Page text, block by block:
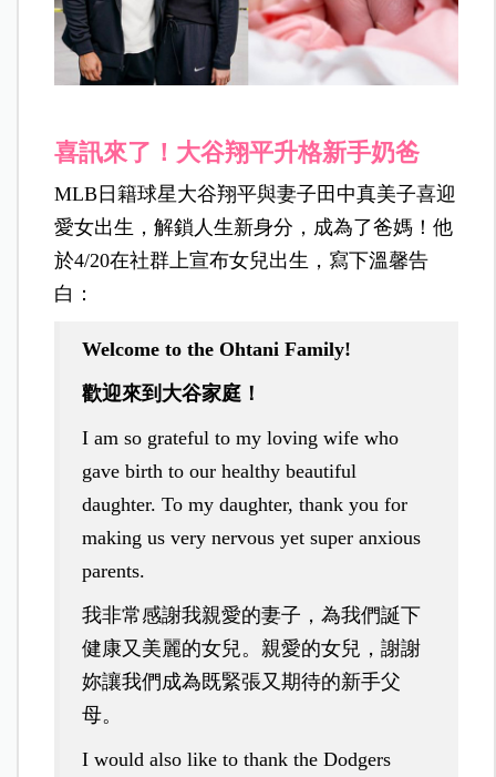
喜訊來了！大谷翔平升格新手奶爸
MLB日籍球星大谷翔平與妻子田中真美子喜迎
愛女出生，解鎖人生新身分，成為了爸媽！他
於4/20在社群上宣布女兒出生，寫下溫馨告
白：
Welcome to the Ohtani Family!
歡迎來到大谷家庭！
I am so grateful to my loving wife who
gave birth to our healthy beautiful
daughter. To my daughter, thank you for
making us very nervous yet super anxious
parents.
我非常感謝我親愛的妻子，為我們誕下
健康又美麗的女兒。親愛的女兒，謝謝
妳讓我們成為既緊張又期待的新手父
母。
I would also like to thank the Dodgers